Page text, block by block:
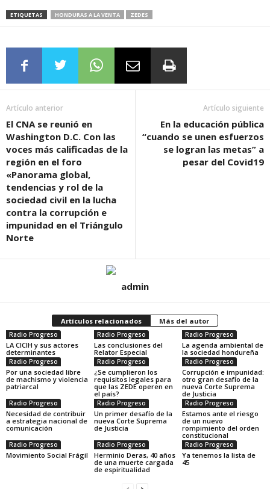
ETIQUETAS HONDURAS A LA VENTA ZEDES
Artículo anterior
El CNA se reunió en
Washington D.C. Con las
voces más calificadas de la
región en el foro
«Panorama global,
tendencias y rol de la
sociedad civil en la lucha
contra la corrupción e
impunidad en el Triángulo
Norte
Artículo siguiente
En la educación pública
“cuando se unen esfuerzos
se logran las metas” a
pesar del Covid19
admin
Artículos relacionados Más del autor
Radio Progreso
LA CICIH y sus actores
determinantes
Radio Progreso
Las conclusiones del
Relator Especial
Radio Progreso
La agenda ambiental de
la sociedad hondureña
Radio Progreso
Por una sociedad libre
de machismo y violencia
patriarcal
Radio Progreso
¿Se cumplieron los
requisitos legales para
que las ZEDE operen en
el país?
Radio Progreso
Corrupción e impunidad:
otro gran desafío de la
nueva Corte Suprema
de Justicia
Radio Progreso
Necesidad de contribuir
a estrategia nacional de
comunicación
Radio Progreso
Un primer desafío de la
nueva Corte Suprema
de Justicia
Radio Progreso
Estamos ante el riesgo
de un nuevo
rompimiento del orden
constitucional
Radio Progreso
Movimiento Social Frágil
Radio Progreso
Herminio Deras, 40 años
de una muerte cargada
de espiritualidad
Radio Progreso
Ya tenemos la lista de
45